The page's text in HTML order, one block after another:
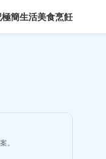
極簡生活美食烹飪
。